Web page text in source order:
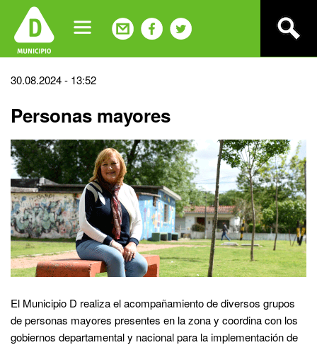
navigation
Back
top
30.08.2024 - 13:52
Personas mayores
El Municipio D realiza el acompañamiento de diversos grupos
de personas mayores presentes en la zona y coordina con los
gobiernos departamental y nacional para la implementación de